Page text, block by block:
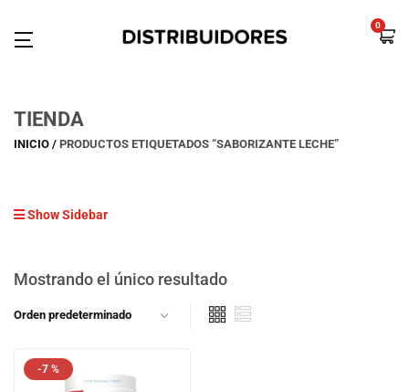
0
TIENDA
INICIO PRODUCTOS ETIQUETADOS “SABORIZANTE LECHE”
Show Sidebar
Mostrando el único resultado
-7 %